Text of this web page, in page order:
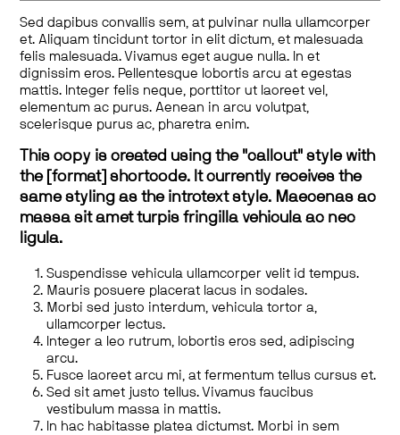
Sed dapibus convallis sem, at pulvinar nulla ullamcorper
et. Aliquam tincidunt tortor in elit dictum, et malesuada
felis malesuada. Vivamus eget augue nulla. In et
dignissim eros. Pellentesque lobortis arcu at egestas
mattis. Integer felis neque, porttitor ut laoreet vel,
elementum ac purus. Aenean in arcu volutpat,
scelerisque purus ac, pharetra enim.
This copy is created using the "callout" style with
the [format] shortcode. It currently receives the
same styling as the introtext style. Maecenas ac
massa sit amet turpis fringilla vehicula ac nec
ligula.
Suspendisse vehicula ullamcorper velit id tempus.
Mauris posuere placerat lacus in sodales.
Morbi sed justo interdum, vehicula tortor a,
ullamcorper lectus.
Integer a leo rutrum, lobortis eros sed, adipiscing
arcu.
Fusce laoreet arcu mi, at fermentum tellus cursus et.
Sed sit amet justo tellus. Vivamus faucibus
vestibulum massa in mattis.
In hac habitasse platea dictumst. Morbi in sem